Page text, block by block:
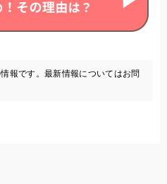
報です。最新情報についてはお問